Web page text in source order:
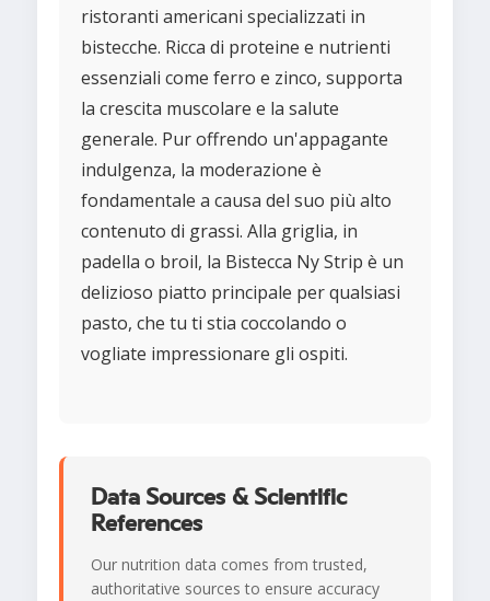
ristoranti americani specializzati in
bistecche. Ricca di proteine e nutrienti
essenziali come ferro e zinco, supporta
la crescita muscolare e la salute
generale. Pur offrendo un'appagante
indulgenza, la moderazione è
fondamentale a causa del suo più alto
contenuto di grassi. Alla griglia, in
padella o broil, la Bistecca Ny Strip è un
delizioso piatto principale per qualsiasi
pasto, che tu ti stia coccolando o
vogliate impressionare gli ospiti.
Data Sources & Scientific
References
Our nutrition data comes from trusted,
authoritative sources to ensure accuracy